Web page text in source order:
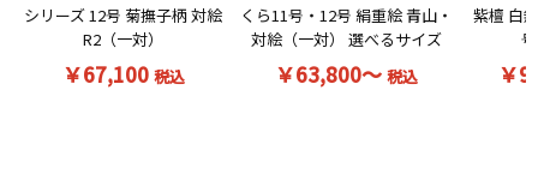
お買い物を続ける カートへ進む
シリーズ 12号 菊撫子柄 対絵
R2（一対）
￥67,100 税込
くら11号・12号 絹重絵 青山・
対絵（一対） 選べるサイズ
￥63,800～税込
紫檀 白
￥